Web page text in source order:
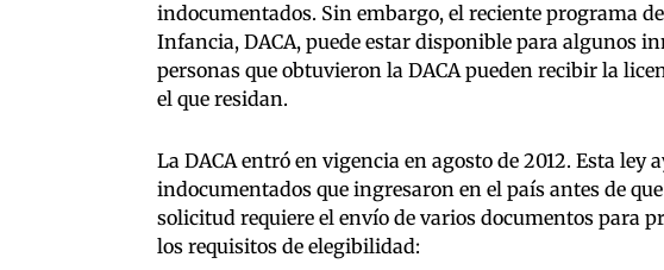
indocumentados. Sin embargo, el reciente programa
Infancia, DACA, puede estar disponible para algunos
personas que obtuvieron la DACA pueden recibir la
el que residan.
La DACA entró en vigencia en agosto de 2012. Esta
indocumentados que ingresaron en el país antes de
solicitud requiere el envío de varios documentos para
los requisitos de elegibilidad: